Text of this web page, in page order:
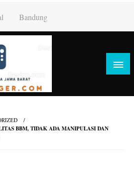
Bandung
BBM, TIDAK ADA MANIPULASI DAN